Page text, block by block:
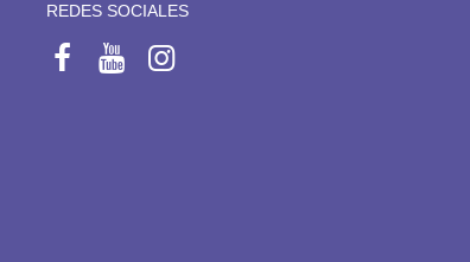
REDES SOCIALES